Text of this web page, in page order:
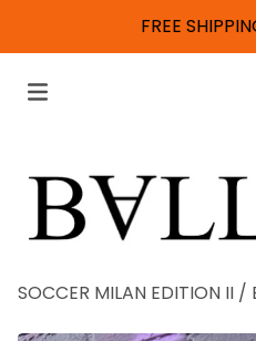
FREE
SOCCER MILAN EDITION II /